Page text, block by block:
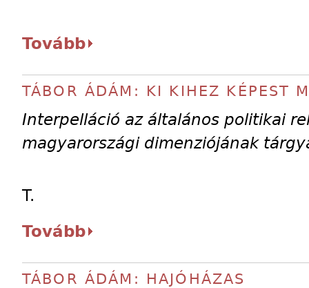
Tovább
TÁBOR ÁDÁM: KI KIHEZ KÉPEST
Interpelláció az általános politikai
magyarországi dimenziójának
T.
Tovább
TÁBOR ÁDÁM: HAJÓHÁZAS